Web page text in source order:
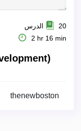
20 الدرس
2 hr 16 min
thenewboston